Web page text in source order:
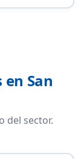
San
del sector.